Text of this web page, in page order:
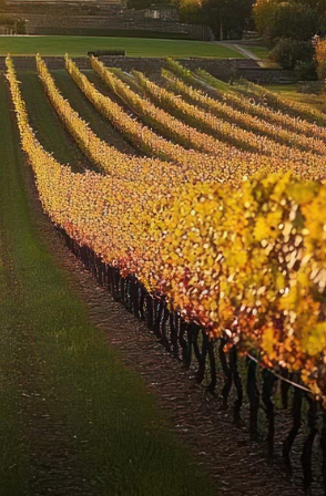
complexité. Le style des
que les vins du nord du Rhône
élevage plutôt court en
des raisins mûrs avec un
les vins du sud du Rhône sont
pendant une période
caractère
leur élégance en bouche. De
monde entier. Qu’il s’agisse
ou de Châteauneuf-du-
selon les principes de la
et le vin, après un
mis en bouteille sans filtration